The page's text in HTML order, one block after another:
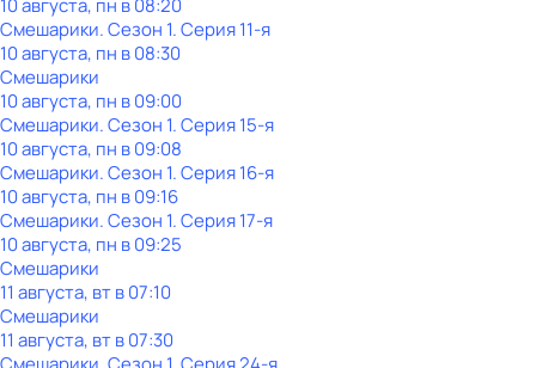
10 августа, пн в 08:20
Смешарики. Сезон 1. Серия 11-я
10 августа, пн в 08:30
Смешарики
10 августа, пн в 09:00
Смешарики. Сезон 1. Серия 15-я
10 августа, пн в 09:08
Смешарики. Сезон 1. Серия 16-я
10 августа, пн в 09:16
Смешарики. Сезон 1. Серия 17-я
10 августа, пн в 09:25
Смешарики
11 августа, вт в 07:10
Смешарики
11 августа, вт в 07:30